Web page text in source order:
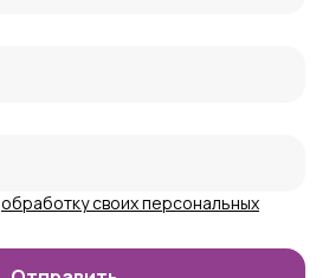
обработку своих персональных